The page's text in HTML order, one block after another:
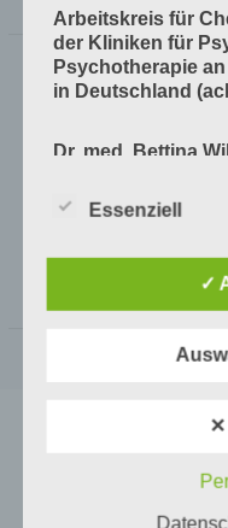
und
Wir engagieren uns
Arbeitskreis für
der Kliniken für
Psychotherapie
in Deutschland
Dr. med. Bettina
Vor dem Nebraer
Fax: 034771/71402
Essenziell
✓
✕